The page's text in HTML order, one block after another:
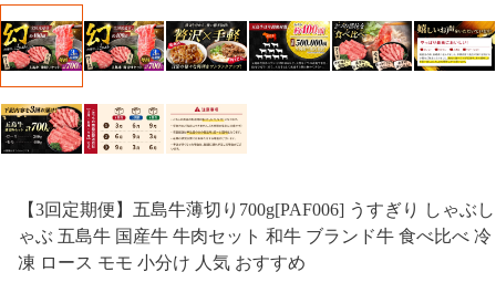
【3回定期便】五島牛薄切り700g[PAF006] うすぎり しゃぶし
ゃぶ 五島牛 国産牛 牛肉セット 和牛 ブランド牛 食べ比べ 冷
凍 ロース モモ 小分け 人気 おすすめ